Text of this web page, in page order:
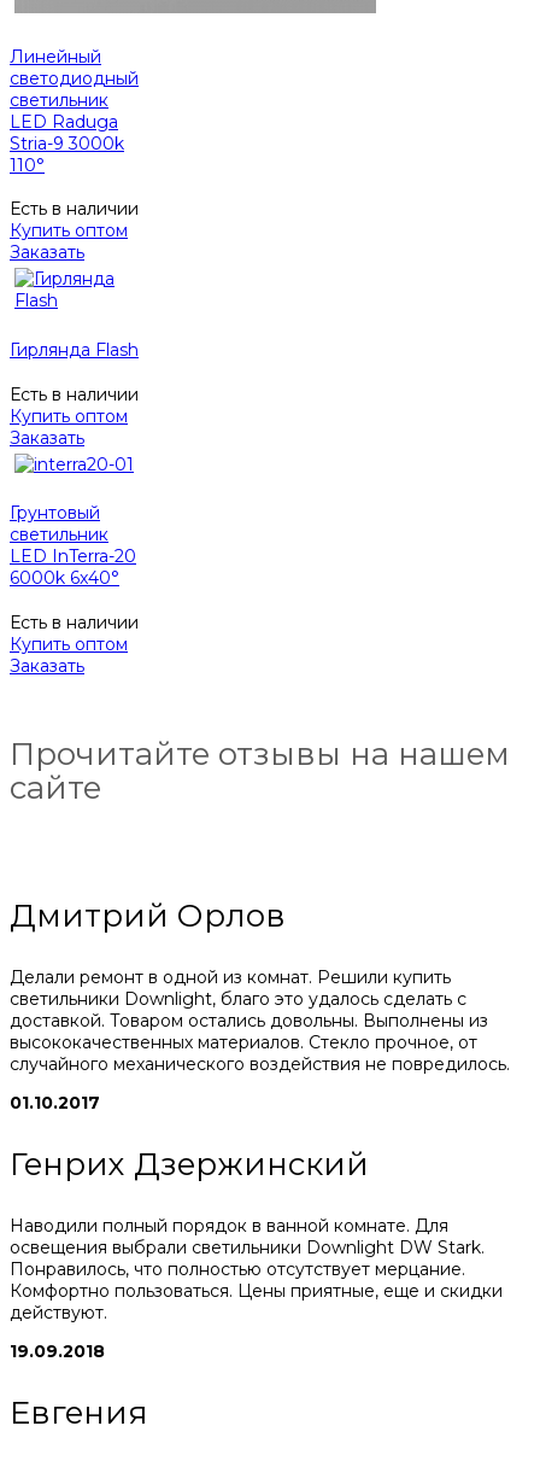
Линейный
светодиодный
светильник
LED Raduga
Stria-9 3000k
110°
Есть в наличии
Купить оптом
Заказать
Гирлянда Flash
Есть в наличии
Купить оптом
Заказать
Грунтовый
светильник
LED InTerra-20
6000k 6x40°
Есть в наличии
Купить оптом
Заказать
Прочитайте отзывы на нашем
сайте
Дмитрий Орлов
Делали ремонт в одной из комнат. Решили купить
светильники Downlight, благо это удалось сделать с
доставкой. Товаром остались довольны. Выполнены из
высококачественных материалов. Стекло прочное, от
случайного механического воздействия не повредилось.
01.10.2017
Генрих Дзержинский
Наводили полный порядок в ванной комнате. Для
освещения выбрали светильники Downlight DW Stark.
Понравилось, что полностью отсутствует мерцание.
Комфортно пользоваться. Цены приятные, еще и скидки
действуют.
19.09.2018
Евгения